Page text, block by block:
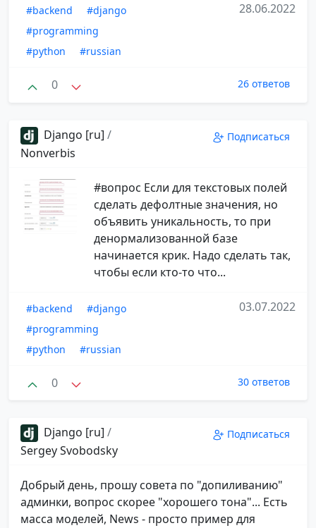
#backend
#django
#programming
#python
#russian
28.06.2022
0 26 ответов
Django [ru] /
Nonverbis
Подписаться
#вопрос Если для текстовых полей
сделать дефолтные значения, но
объявить уникальность, то при
денормализованной базе
начинается крик. Надо сделать так,
чтобы если кто-то что...
#backend
#django
#programming
#python
#russian
03.07.2022
0 30 ответов
Django [ru] /
Sergey Svobodsky
Подписаться
Добрый день, прошу совета по "допиливанию"
админки, вопрос скорее "хорошего тона"... Есть
масса моделей, News - просто пример для